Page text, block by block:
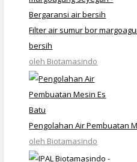
Filter air sumur bor
bersih
oleh Biotamasindo
Pengolahan Air Pembuatan
oleh Biotamasindo